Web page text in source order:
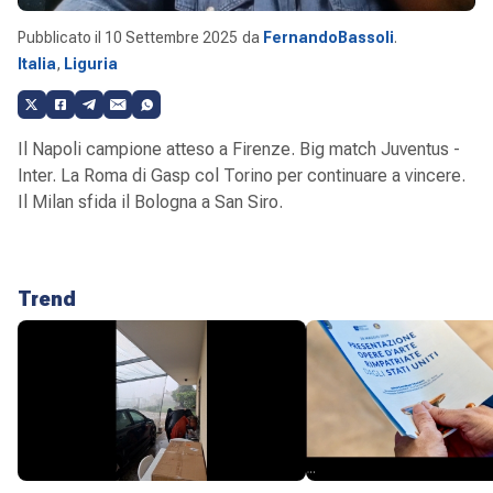
Pubblicato il 10 Settembre 2025 da FernandoBassoli.
Italia, Liguria
Il Napoli campione atteso a Firenze. Big match Juventus -
Inter. La Roma di Gasp col Torino per continuare a vincere.
Il Milan sfida il Bologna a San Siro.
Trend